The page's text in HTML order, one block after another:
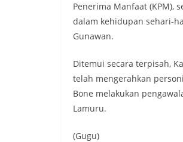
Penerima Manfaat (KPM),
dalam kehidupan sehari-
Gunawan.
Ditemui secara terpisah,
telah mengerahkan
Bone melakukan
Lamuru.
(Gugu)